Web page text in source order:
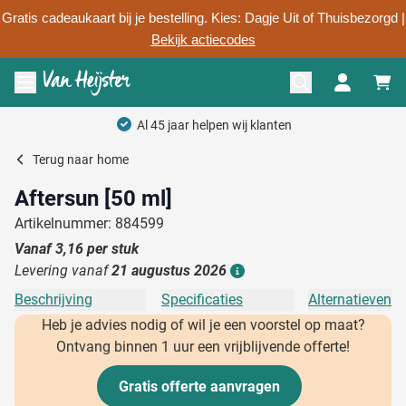
Gratis cadeaukaart bij je bestelling. Kies: Dagje Uit of Thuisbezorgd |
Bekijk actiecodes
Ga naar de inhoud
Menu openen
Al 45 jaar helpen wij klanten
Terug naar home
Aftersun [50 ml]
Artikelnummer: 884599
Vanaf3,16 per stuk
Levering vanaf21 augustus 2026
Beschrijving Specificaties
Alternatieven
Heb je advies nodig of wil je een voorstel op maat?
Ontvang binnen 1 uur een vrijblijvende offerte!
Gratis offerte aanvragen